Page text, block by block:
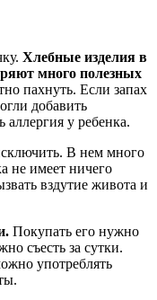
Хлебные изделия в
много полезных
пахнуть. Если запах
добавить
у ребенка.
В нем много
не имеет ничего
вздутие живота и
Покупать его нужно
съесть за сутки.
употреблять